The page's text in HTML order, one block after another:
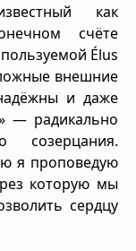
как
счёте
Élus
внешние
и даже
— радикально
созерцания.
я проповедую
которую мы
сердцу